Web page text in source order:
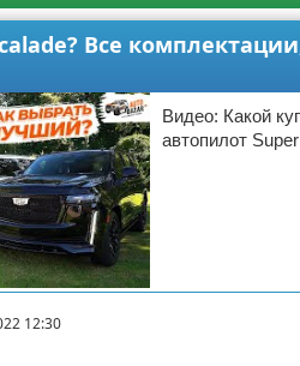
Все
Видео: Какой
автопилот
12:30